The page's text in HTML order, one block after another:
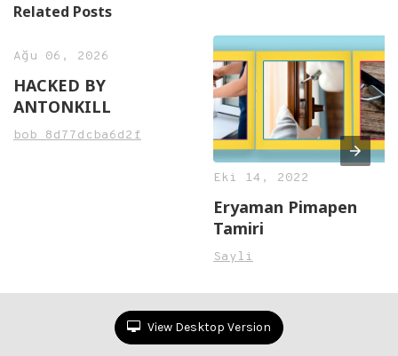
Related Posts
Ağu 06, 2026
HACKED BY
ANTONKILL
bob_8d77dcba6d2f
Eki 14, 2022
Eryaman Pimapen
Tamiri
Sayli
View Desktop Version